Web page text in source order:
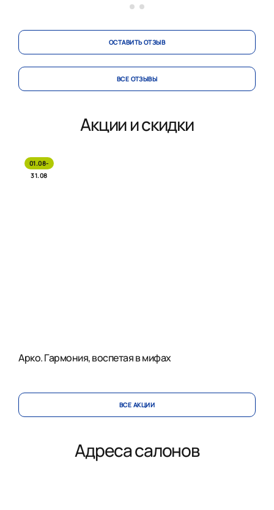
ОСТАВИТЬ ОТЗЫВ
ВСЕ ОТЗЫВЫ
Акции и скидки
01.08-
31.08
Арко. Гармония, воспетая в мифах
ВСЕ АКЦИИ
Адреса салонов